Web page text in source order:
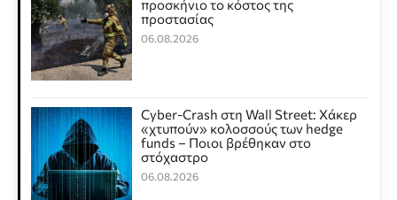
προσκήνιο το κόστος της
προστασίας
06.08.2026
Cyber-Crash στη Wall Street: Χάκερ
«χτυπούν» κολοσσούς των hedge
funds – Ποιοι βρέθηκαν στο
στόχαστρο
06.08.2026